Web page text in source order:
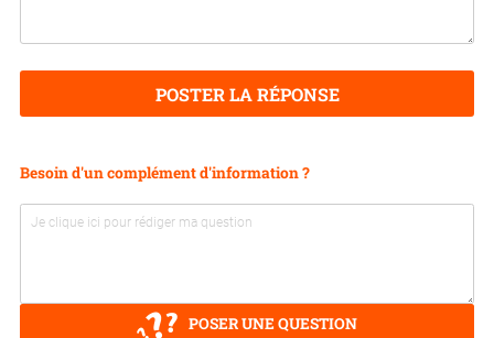
POSTER LA RÉPONSE
Besoin d'un complément d'information ?
POSER UNE QUESTION